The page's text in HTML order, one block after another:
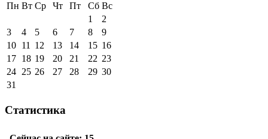
Пн Вт Ср Чт Пт Сб Вс
1
2
3
4 5 6 7 8
9
10 11 12 13 14 15 16
17 18 19 20 21 22 23
24 25 26 27 28 29 30
31
Статистика